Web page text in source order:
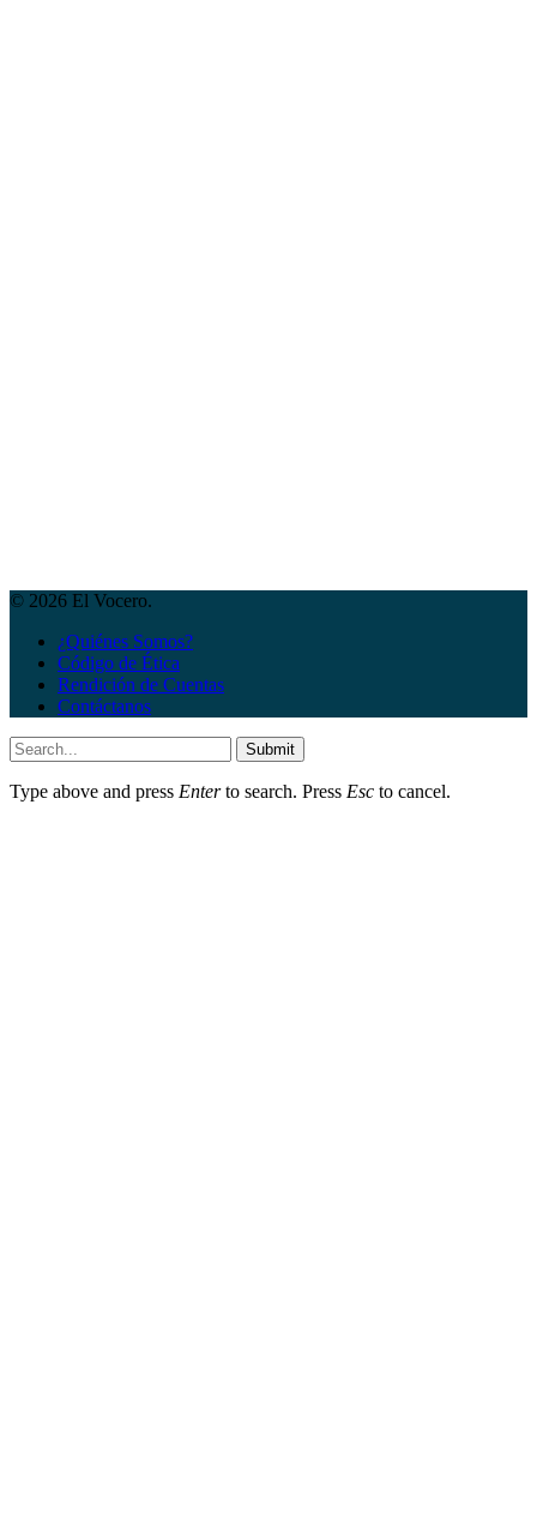
© 2026 El Vocero.
¿Quiénes Somos?
Código de Ética
Rendición de Cuentas
Contáctanos
Submit
Type above and press Enterto search. Press Esc to cancel.